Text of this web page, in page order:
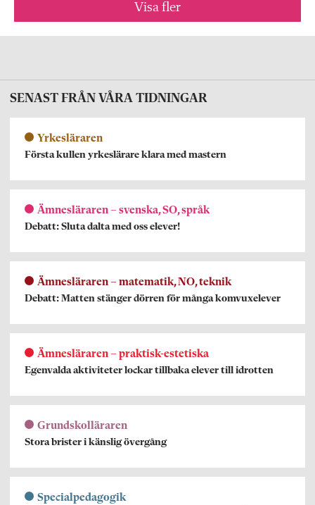
Visa fler
SENAST FRÅN VÅRA TIDNINGAR
Yrkesläraren
Första kullen yrkeslärare klara med mastern
Ämnesläraren – svenska, SO, språk
Debatt: Sluta dalta med oss elever!
Ämnesläraren – matematik, NO, teknik
Debatt: Matten stänger dörren för många komvuxelever
Ämnesläraren – praktisk-estetiska
Egenvalda aktiviteter lockar tillbaka elever till idrotten
Grundskolläraren
Stora brister i känslig övergång
Specialpedagogik